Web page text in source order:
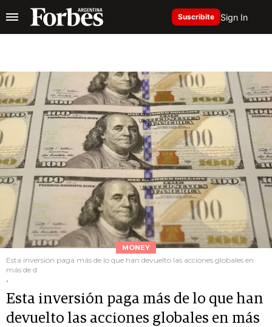
Suscribite Sign In
MONEY
Esta inversión paga más de lo que han devuelto las acciones globales en
más de d
.
Esta inversión paga más de lo que han
devuelto las acciones globales en más